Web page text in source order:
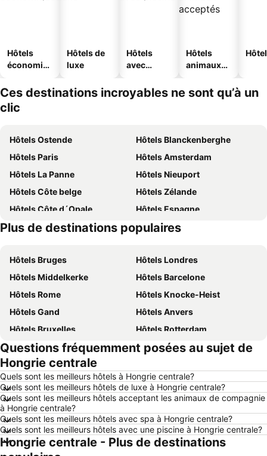
Hôtels
économiq
Hôtels de
luxe
Hôtels
avec
Hôtels
animaux
Ces destinations incroyables ne sont qu’à un
clic
Hôtels Ostende
Hôtels Blanckenberghe
Hôtels Paris
Hôtels Amsterdam
Hôtels La Panne
Hôtels Nieuport
Hôtels Côte belge
Hôtels Zélande
Hôtels Côte d´Opale
Hôtels Espagne
Hôtels Belgique
Hôtels Ardennes belges
Plus de destinations populaires
Hôtels Bruges
Hôtels Londres
Hôtels Middelkerke
Hôtels Barcelone
Hôtels Rome
Hôtels Knocke-Heist
Hôtels Gand
Hôtels Anvers
Hôtels Bruxelles
Hôtels Rotterdam
Hôtels Maastricht
Hôtels Durbuy
Hôtels Hasselt
Hôtels Boulogne-sur-Mer
Hôtels Le Coq
Hôtels Le Touquet-Paris-Plage
Hôtels Dunkerque
Hôtels Málaga
Hôtels France
Hôtels Luxembourg
Hôtels Ténérife
Hôtels Majorque
Hôtels Ibiza
Questions fréquemment posées au sujet de
Hongrie centrale
Quels sont les meilleurs hôtels à Hongrie centrale?
Quels sont les meilleurs hôtels de luxe à Hongrie centrale?
Quels sont les meilleurs hôtels acceptant les animaux de compagnie
à Hongrie centrale?
Quels sont les meilleurs hôtels avec spa à Hongrie centrale?
Quels sont les meilleurs hôtels avec une piscine à Hongrie centrale?
Hongrie centrale - Plus de destinations